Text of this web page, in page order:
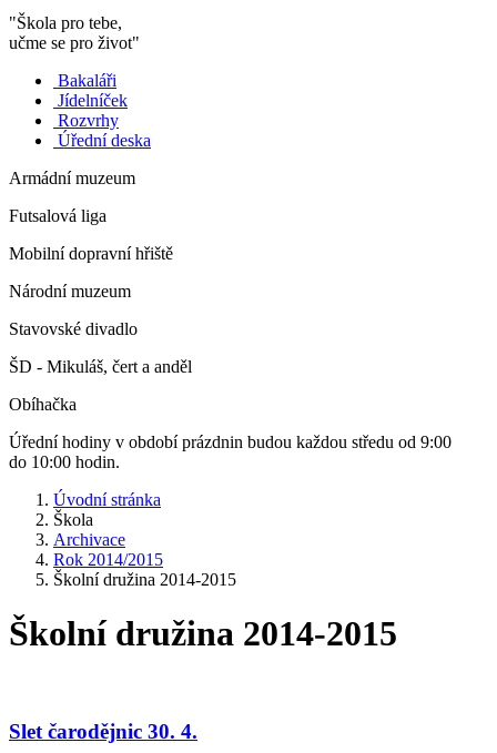
"Škola pro tebe,
učme se pro život"
Bakaláři
Jídelníček
Rozvrhy
Úřední deska
Armádní muzeum
Futsalová liga
Mobilní dopravní hřiště
Národní muzeum
Stavovské divadlo
ŠD - Mikuláš, čert a anděl
Obíhačka
Úřední hodiny v období prázdnin budou každou středu od 9:00
do 10:00 hodin.
Úvodní stránka
Škola
Archivace
Rok 2014/2015
Školní družina 2014-2015
Školní družina 2014-2015
Slet čarodějnic 30. 4.